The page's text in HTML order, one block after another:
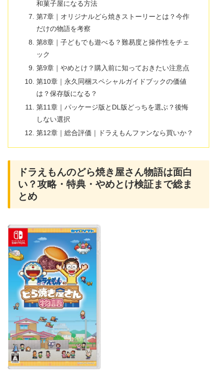
和菓子屋になる方法
第7章｜オリジナルどら焼きストーリーとは？今作
だけの物語を考察
第8章｜子どもでも遊べる？難易度と操作性をチェ
ック
第9章｜やめとけ？購入前に知っておきたい注意点
第10章｜永久同梱スペシャルガイドブックの価値
は？保存版になる？
第11章｜パッケージ版とDL版どっちを選ぶ？後悔
しない選択
第12章｜総合評価｜ドラえもんファンなら買いか？
ドラえもんのどら焼き屋さん物語は面白
い？攻略・特典・やめとけ検証まで総ま
とめ